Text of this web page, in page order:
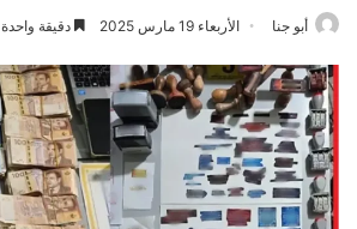
أبو جنا الأربعاء 19 مارس 2025 دقيقة واحدة